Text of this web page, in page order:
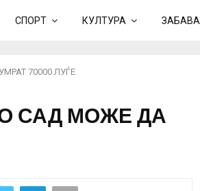
СПОРТ КУЛТУРА ЗАБАВА
70000 ЛУЃЕ
САД МОЖЕ ДА